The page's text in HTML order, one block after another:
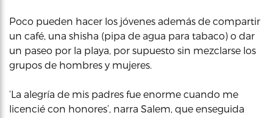
Poco pueden hacer los jóvenes además de compartir
un café, una shisha (pipa de agua para tabaco) o dar
un paseo por la playa, por supuesto sin mezclarse los
grupos de hombres y mujeres.
‘La alegría de mis padres fue enorme cuando me
licencié con honores’, narra Salem, que enseguida